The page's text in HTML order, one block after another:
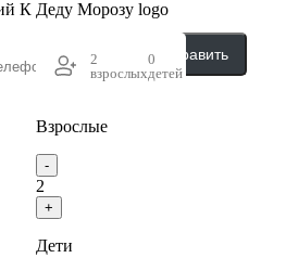
2
взрослых
0
детей
Взрослые
-
2
+
Дети
Отправить